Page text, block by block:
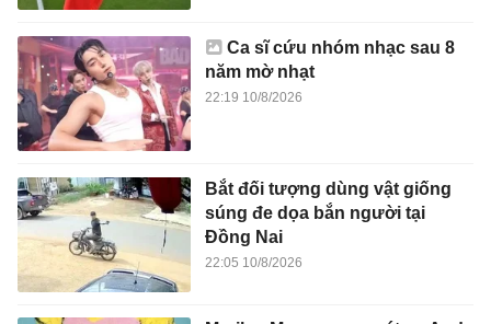
Ca sĩ cứu nhóm nhạc sau 8
năm mờ nhạt
22:19 10/8/2026
Bắt đối tượng dùng vật giống
súng đe dọa bắn người tại
Đồng Nai
22:05 10/8/2026